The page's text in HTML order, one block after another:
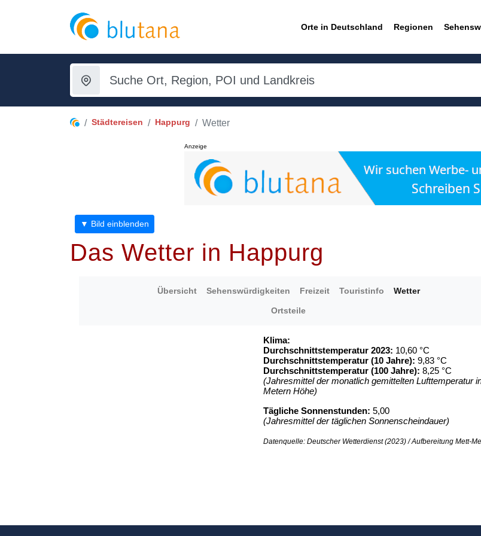
Orte in Deutschland Regionen
Städtereisen Happurg Wetter
Anzeige
▼ Bild einblenden
Das Wetter in Happurg
Übersicht Sehenswürdigkeiten Freizeit Touristinfo Wetter
Ortsteile
Klima:
Durchschnittstemperatur 2023: 10,60 °C
Durchschnittstemperatur (10 Jahre): 9,83 °C
Durchschnittstemperatur (100 Jahre): 8,25 °C
(Jahresmittel der monatlich gemittelten Lufttemperatur
Metern Höhe)
Tägliche Sonnenstunden: 5,00
(Jahresmittel der täglichen Sonnenscheindauer)
Datenquelle: Deutscher Wetterdienst (2023) / Aufbereitung Mett-